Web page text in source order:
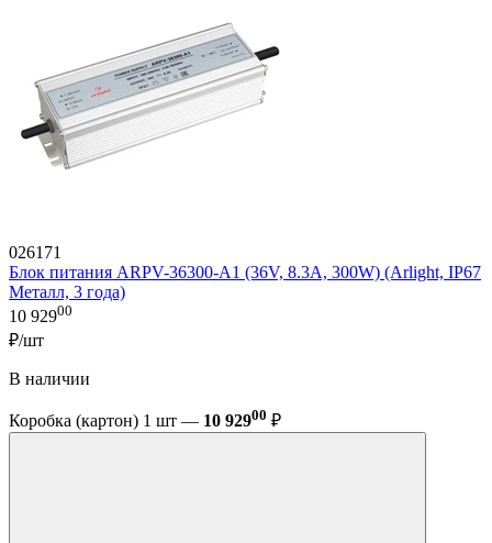
026171
Блок питания ARPV-36300-A1 (36V, 8.3A, 300W) (Arlight, IP67
Металл, 3 года)
10 92900
₽/шт
В наличии
Коробка (картон) 1 шт — 10 92900 ₽